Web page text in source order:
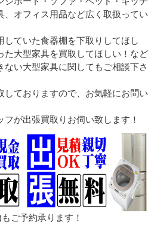
、オフィス用品など広く取扱ってい
していた食器棚を下取りしてほし
た大型家具を買取してほしい！など
ない大型家具に関してもご相談下さ
しておりますので、お気軽にお問い
が出張買取りお伺い致します！
ご予約承ります！